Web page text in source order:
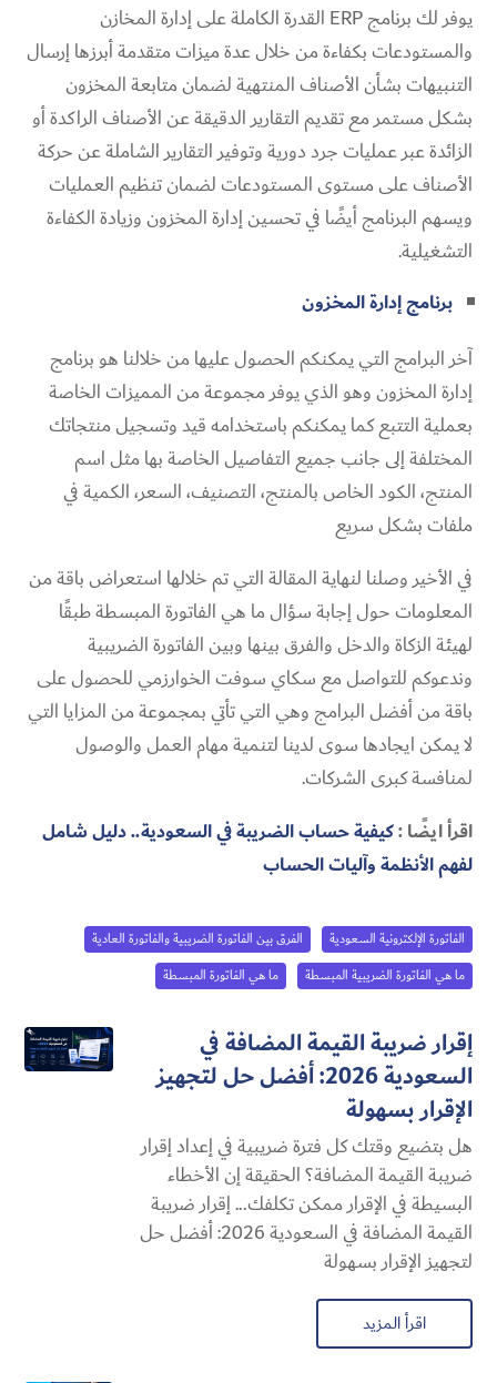
يوفر لك برنامج ERP القدرة الكاملة على إدارة المخازن
والمستودعات بكفاءة من خلال عدة ميزات متقدمة أبرزها إرسال
التنبيهات بشأن الأصناف المنتهية لضمان متابعة المخزون
بشكل مستمر مع تقديم التقارير الدقيقة عن الأصناف الراكدة أو
الزائدة عبر عمليات جرد دورية وتوفير التقارير الشاملة عن حركة
الأصناف على مستوى المستودعات لضمان تنظيم العمليات
ويسهم البرنامج أيضًا في تحسين إدارة المخزون وزيادة الكفاءة
التشغيلية.
برنامج إدارة المخزون
آخر البرامج التي يمكنكم الحصول عليها من خلالنا هو برنامج
إدارة المخزون وهو الذي يوفر مجموعة من المميزات الخاصة
بعملية التتبع كما يمكنكم باستخدامه قيد وتسجيل منتجاتك
المختلفة إلى جانب جميع التفاصيل الخاصة بها مثل اسم
المنتج، الكود الخاص بالمنتج، التصنيف، السعر، الكمية في
ملفات بشكل سريع
في الأخير وصلنا لنهاية المقالة التي تم خلالها استعراض باقة من
المعلومات حول إجابة سؤال ما هي الفاتورة المبسطة طبقًا
لهيئة الزكاة والدخل والفرق بينها وبين الفاتورة الضريبية
وندعوكم للتواصل مع سكاي سوفت الخوارزمي للحصول على
باقة من أفضل البرامج وهي التي تأتي بمجموعة من المزايا التي
لا يمكن ايجادها سوى لدينا لتنمية مهام العمل والوصول
لمنافسة كبرى الشركات.
اقرأ ايضًا :كيفية حساب الضريبة في السعودية.. دليل شامل
لفهم الأنظمة وآليات الحساب
الفاتورة الإلكترونية السعودية
الفرق بين الفاتورة الضريبية والفاتورة العادية
ما هي الفاتورة الضريبية المبسطة
ما هي الفاتورة المبسطة
إقرار ضريبة القيمة المضافة في
السعودية 2026: أفضل حل لتجهيز
الإقرار بسهولة
هل بتضيع وقتك كل فترة ضريبية في إعداد إقرار
ضريبة القيمة المضافة؟ الحقيقة إن الأخطاء
البسيطة في الإقرار ممكن تكلفك... إقرار ضريبة
القيمة المضافة في السعودية 2026: أفضل حل
لتجهيز الإقرار بسهولة
اقرأ المزيد